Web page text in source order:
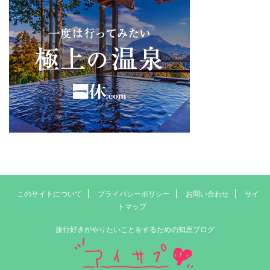
このサイトについて プライバシーポリシー お問い合わせ
サイ
トマップ
旅行好きがやりたいことをするための知恵ブログ